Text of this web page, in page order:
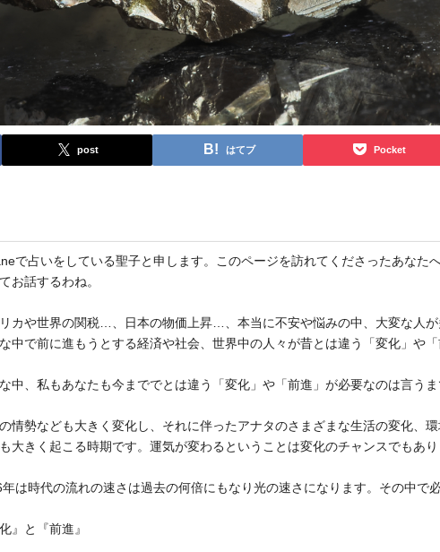
post はてブ Pocket
で占いをしている聖子と申します。このページを訪れてくださったあなた
お話するわね。
カや世界の関税…、日本の物価上昇…、本当に不安や悩みの中、大変な人が
中で前に進もうとする経済や社会、世界中の人々が昔とは違う「変化」や「
中、私もあなたも今まででとは違う「変化」や「前進」が必要なのは言うま
情勢なども大きく変化し、それに伴ったアナタのさまざまな生活の変化、
大きく起こる時期です。運気が変わるということは変化のチャンスでもあり
年は時代の流れの速さは過去の何倍にもなり光の速さになります。その中で
化』と『前進』